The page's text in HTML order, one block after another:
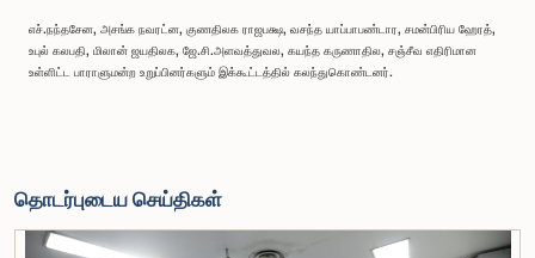
எச்.நந்தசேன, அசங்க நவரட்ன, குணதிலக ராஜபக்ஷ, வசந்த யாப்பாபண்டார, சமன்பிரிய ஹேரத்,
உபுல் கலபதி, மிலான் ஜயதிலக, ஜே.சி.அளவத்துவல, கயந்த கருணாதில, சஞ்சீவ எதிரிமான
உள்ளிட்ட பாராளுமன்ற உறுப்பினர்களும் இக்கூட்டத்தில் கலந்துகொண்டனர்.
தொடர்புடைய செய்திகள்